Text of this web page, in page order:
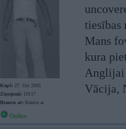
Kopš: 27. Oct 2005
Ziņojumi: 19117
Braucu ar: Braucu ar
tiesības
Mans
kura
Anglijai
Vācija,
Online